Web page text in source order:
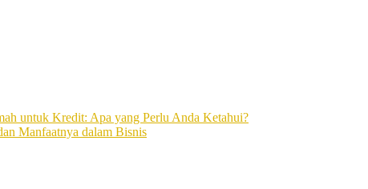
untuk Kredit: Apa yang Perlu Anda Ketahui?
Manfaatnya dalam Bisnis